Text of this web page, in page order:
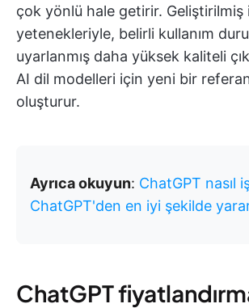
çok yönlü hale getirir. Geliştirilmiş
yetenekleriyle, belirli kullanım
uyarlanmış daha yüksek kaliteli
AI dil modelleri için yeni bir
oluşturur.
Ayrıca okuyun: ChatGPT nasıl
ChatGPT'den en iyi şekilde
ChatGPT